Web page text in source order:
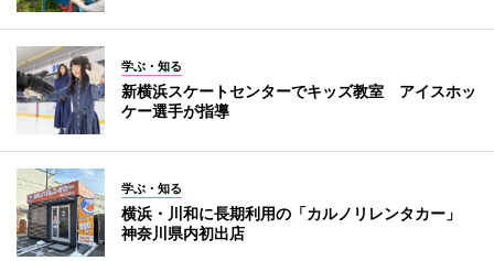
学ぶ・知る
新横浜スケートセンターでキッズ教室 アイスホッ
ケー選手が指導
学ぶ・知る
横浜・川和に長期利用の「カルノリレンタカー」
神奈川県内初出店